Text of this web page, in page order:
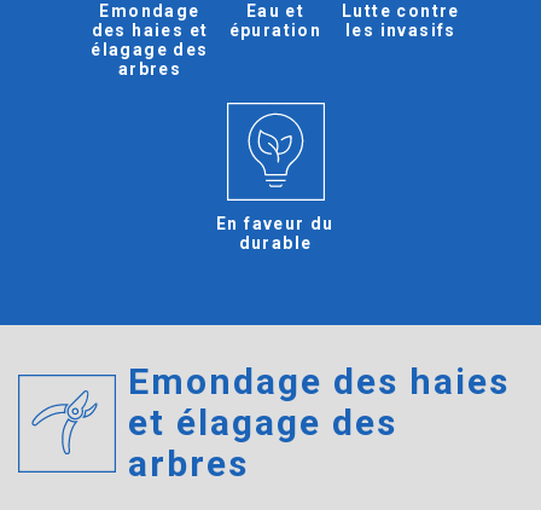
Emondage
des haies et
élagage des
arbres
Eau et
épuration
Lutte contre
les invasifs
En faveur du
durable
Emondage des haies
et élagage des
arbres